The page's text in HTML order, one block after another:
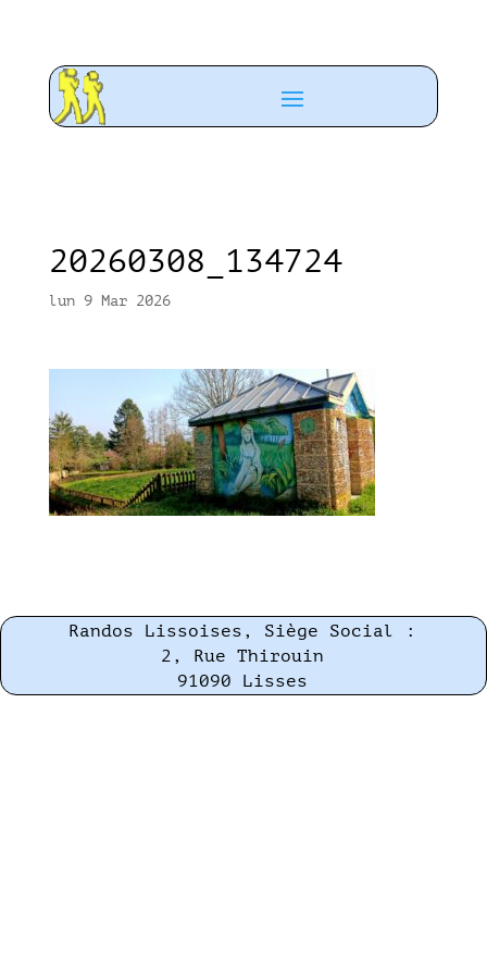
20260308_134724
lun 9 Mar 2026
Randos Lissoises, Siège Social :
2, Rue Thirouin
91090 Lisses